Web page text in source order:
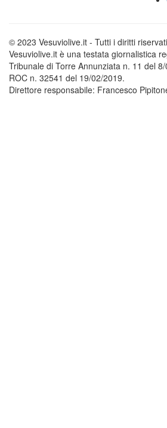
© 2023 Vesuviolive.it - Tutti i diritti
Vesuviolive.it è una testata giornalistica
Tribunale di Torre Annunziata n. 11 del
ROC n. 32541 del 19/02/2019.
Direttore responsabile: Francesco